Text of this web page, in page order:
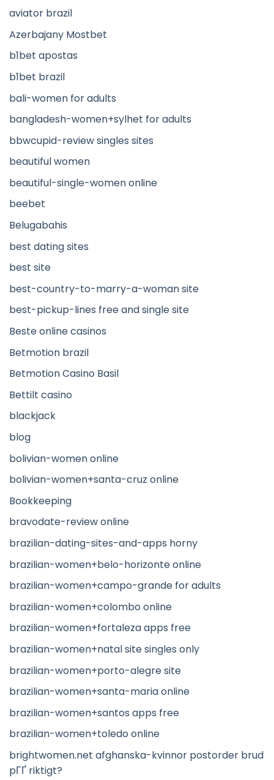
aviator brazil
Azerbajany Mostbet
b1bet apostas
b1bet brazil
bali-women for adults
bangladesh-women+sylhet for adults
bbwcupid-review singles sites
beautiful women
beautiful-single-women online
beebet
Belugabahis
best dating sites
best site
best-country-to-marry-a-woman site
best-pickup-lines free and single site
Beste online casinos
Betmotion brazil
Betmotion Casino Basil
Bettilt casino
blackjack
blog
bolivian-women online
bolivian-women+santa-cruz online
Bookkeeping
bravodate-review online
brazilian-dating-sites-and-apps horny
brazilian-women+belo-horizonte online
brazilian-women+campo-grande for adults
brazilian-women+colombo online
brazilian-women+fortaleza apps free
brazilian-women+natal site singles only
brazilian-women+porto-alegre site
brazilian-women+santa-maria online
brazilian-women+santos apps free
brazilian-women+toledo online
brightwomen.net afghanska-kvinnor postorder brud
pГҐ riktigt?